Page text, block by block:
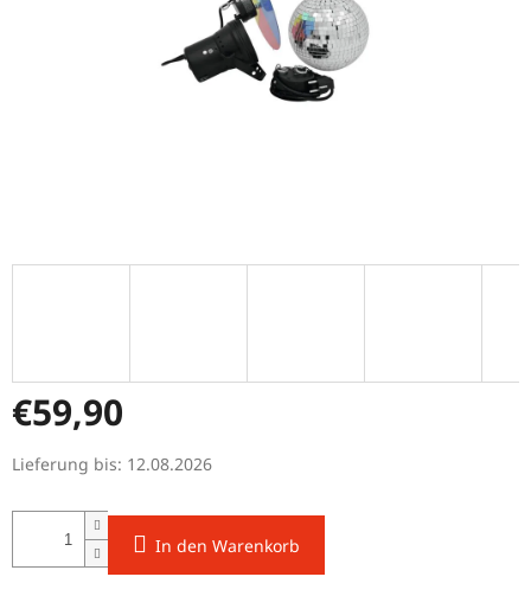
€59,90
Verkaufspreis:
Lieferung bis: 12.08.2026
In den Warenkorb